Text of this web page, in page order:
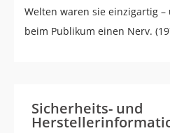
Welten waren sie einzigartig
beim Publikum einen Nerv.
Sicherheits- und